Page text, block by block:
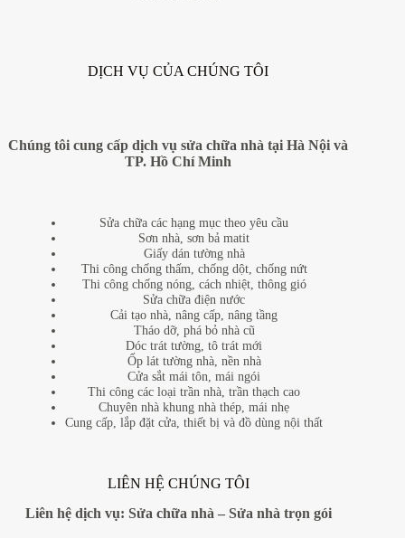
DỊCH VỤ CỦA CHÚNG TÔI
Chúng tôi cung cấp dịch vụ sửa chữa nhà tại Hà Nội và
TP. Hồ Chí Minh
Sửa chữa các hạng mục theo yêu cầu
Sơn nhà, sơn bả matit
Giấy dán tường nhà
Thi công chống thấm, chống dột, chống nứt
Thi công chống nóng, cách nhiệt, thông gió
Sửa chữa điện nước
Cải tạo nhà, nâng cấp, nâng tầng
Tháo dỡ, phá bỏ nhà cũ
Dóc trát tường, tô trát mới
Ốp lát tường nhà, nền nhà
Cửa sắt mái tôn, mái ngói
Thi công các loại trần nhà, trần thạch cao
Chuyên nhà khung nhà thép, mái nhẹ
Cung cấp, lắp đặt cửa, thiết bị và đồ dùng nội thất
LIÊN HỆ CHÚNG TÔI
Liên hệ dịch vụ: Sửa chữa nhà – Sửa nhà trọn gói